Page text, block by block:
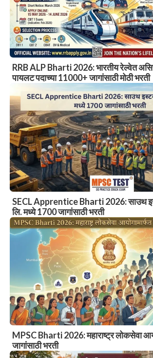
RRB ALP Bharti 2026: भारतीय रेल्वेत
पायलट पदाच्या 11000+ जागांसाठी मोठी भरती
SECL Apprentice Bharti 2026: साउथ
लि. मध्ये 1700 जागांसाठी भरती
MPSC Bharti 2026: महाराष्ट्र लोकसेवा
जागांसाठी भरती